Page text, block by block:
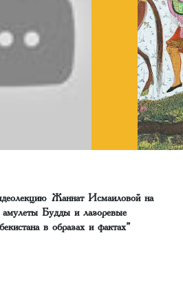
Жаннат Исмаиловой на
амулеты Будды и лазоревые
в образах и фактах”